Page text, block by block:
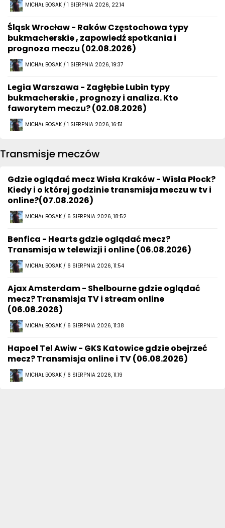
MICHAŁ BOSAK / 1 SIERPNIA 2026, 22:14
Śląsk Wrocław - Raków Częstochowa typy
bukmacherskie , zapowiedź spotkania i
prognoza meczu (02.08.2026)
MICHAŁ BOSAK / 1 SIERPNIA 2026, 19:37
Legia Warszawa - Zagłębie Lubin typy
bukmacherskie , prognozy i analiza. Kto
faworytem meczu? (02.08.2026)
MICHAŁ BOSAK / 1 SIERPNIA 2026, 16:51
Transmisje meczów
Gdzie oglądać mecz Wisła Kraków - Wisła Płock?
Kiedy i o której godzinie transmisja meczu w tv i
online?(07.08.2026)
MICHAŁ BOSAK / 6 SIERPNIA 2026, 18:52
Benfica - Hearts gdzie oglądać mecz?
Transmisja w telewizji i online (06.08.2026)
MICHAŁ BOSAK / 6 SIERPNIA 2026, 11:54
Ajax Amsterdam - Shelbourne gdzie oglądać
mecz? Transmisja TV i stream online
(06.08.2026)
MICHAŁ BOSAK / 6 SIERPNIA 2026, 11:38
Hapoel Tel Awiw - GKS Katowice gdzie obejrzeć
mecz? Transmisja online i TV (06.08.2026)
MICHAŁ BOSAK / 6 SIERPNIA 2026, 11:19